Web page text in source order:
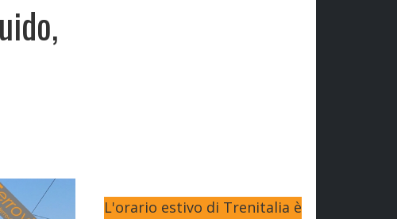
L'orario estivo di Trenitalia è